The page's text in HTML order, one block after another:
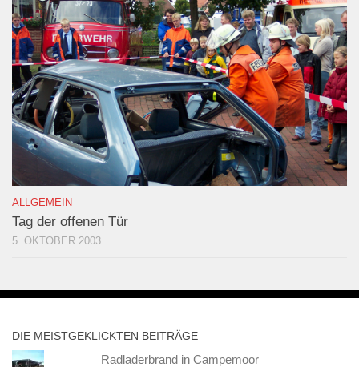
ALLGEMEIN
Tag der offenen Tür
5. OKTOBER 2003
DIE MEISTGEKLICKTEN BEITRÄGE
Radladerbrand in Campemoor